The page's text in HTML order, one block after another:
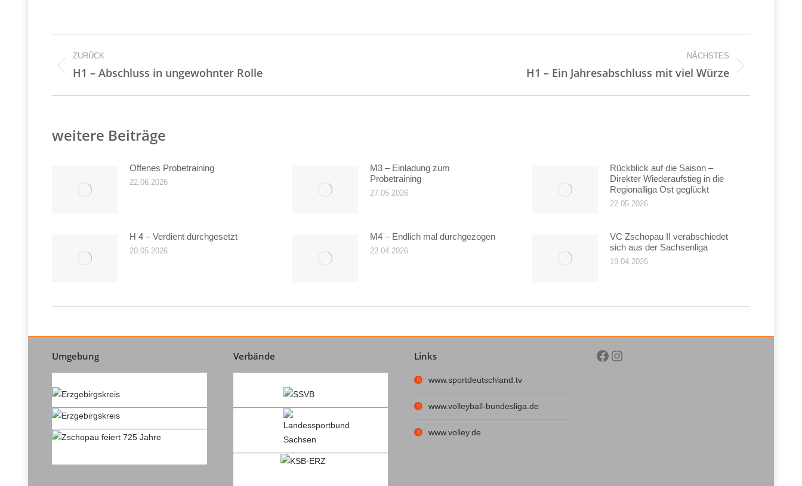
Kommentarnavigation
ZURÜCK
Vorheriger
Beitrag:
H1 – Abschluss in ungewohnter Rolle
NÄCHSTES
H1 – Ein Jahresabschluss mit viel Würze
weitere Beiträge
Offenes Probetraining
22.06.2026
M3 – Einladung zum
Probetraining
27.05.2026
Rückblick auf die Saison –
Direkter Wiederaufstieg in die
Regionalliga Ost geglückt
22.05.2026
H 4 – Verdient durchgesetzt
20.05.2026
M4 – Endlich mal durchgezogen
22.04.2026
VC Zschopau II verabschiedet
sich aus der Sachsenliga
19.04.2026
Umgebung Verbände Links
www.sportdeutschland.tv
www.volleyball-bundesliga.de
www.volley.de
Facebook
Instagram